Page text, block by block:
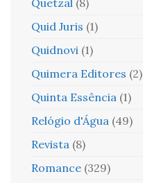
Quid Juris (1)
Quidnovi (1)
Quimera Editores (2)
Quinta Essência (1)
Relógio d'Água (49)
Revista (8)
Romance (329)